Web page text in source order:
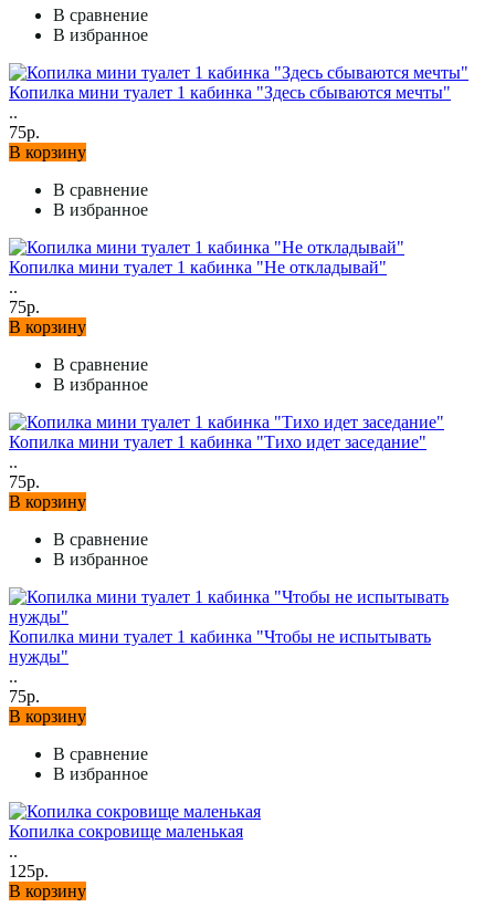
В сравнение
В избранное
Копилка мини туалет 1 кабинка "Здесь сбываются мечты"
..
75р.
В корзину
В сравнение
В избранное
Копилка мини туалет 1 кабинка "Не откладывай"
..
75р.
В корзину
В сравнение
В избранное
Копилка мини туалет 1 кабинка "Тихо идет заседание"
..
75р.
В корзину
В сравнение
В избранное
Копилка мини туалет 1 кабинка "Чтобы не испытывать
нужды"
..
75р.
В корзину
В сравнение
В избранное
Копилка сокровище маленькая
..
125р.
В корзину